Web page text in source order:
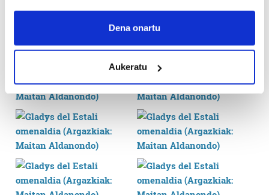
If you allow, we would also like to:
Collect information about your geographical
Identify your device by actively scanning it for
specific characteristics (fingerprinting)
Find out more about how your personal data is processed
and set your preferences in thedetails section.
Guk eta gure bazkideek zure datu pertsonalak
prozesatzen ditugu, zure IP zenbakia, besteak beste,
teknologia erabiliz, cookieak adibidez, iragarki eta eduki
pertsonalizatuak eskaintzeko, iragarkiak eta edukia
Dena onartu
Aukeratu